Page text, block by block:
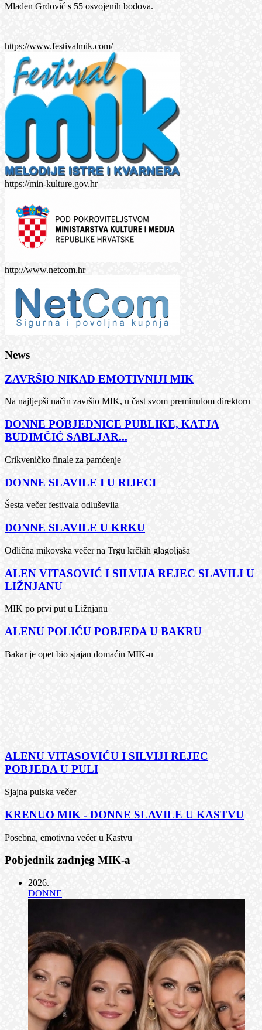
Mladen Grdović s 55 osvojenih bodova.
https://www.festivalmik.com/
https://min-kulture.gov.hr
http://www.netcom.hr
News
ZAVRŠIO NIKAD EMOTIVNIJI MIK
Na najljepši način završio MIK, u čast svom preminulom direktoru
DONNE POBJEDNICE PUBLIKE, KATJA
BUDIMČIĆ SABLJAR...
Crikveničko finale za pamćenje
DONNE SLAVILE I U RIJECI
Šesta večer festivala odluševila
DONNE SLAVILE U KRKU
Odlična mikovska večer na Trgu krčkih glagoljaša
ALEN VITASOVIĆ I SILVIJA REJEC SLAVILI U
LIŽNJANU
MIK po prvi put u Ližnjanu
ALENU POLIĆU POBJEDA U BAKRU
Bakar je opet bio sjajan domaćin MIK-u
ALENU VITASOVIĆU I SILVIJI REJEC
POBJEDA U PULI
Sjajna pulska večer
KRENUO MIK - DONNE SLAVILE U KASTVU
Posebna, emotivna večer u Kastvu
Pobjednik zadnjeg MIK-a
2026.
DONNE